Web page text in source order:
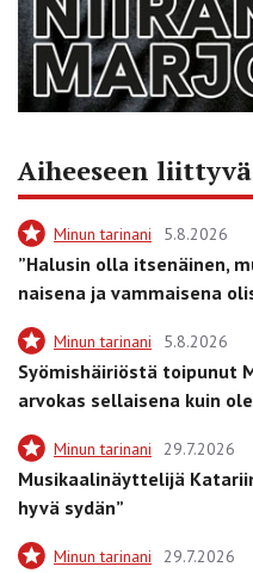
Aiheeseen
Minun tarinani 5.8.2026
”Halusin olla itsenäinen,
naisena ja vammaisena
Minun tarinani 5.8.2026
Syömishäiriöstä toipunut
arvokas sellaisena kuin
Minun tarinani 29.7.2026
Musikaalinäyttelijä
hyvä sydän”
Minun tarinani 29.7.2026